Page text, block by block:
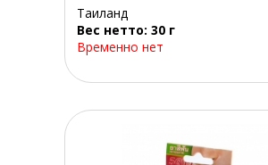
Таиланд
Вес нетто: 30 г
Временно нет